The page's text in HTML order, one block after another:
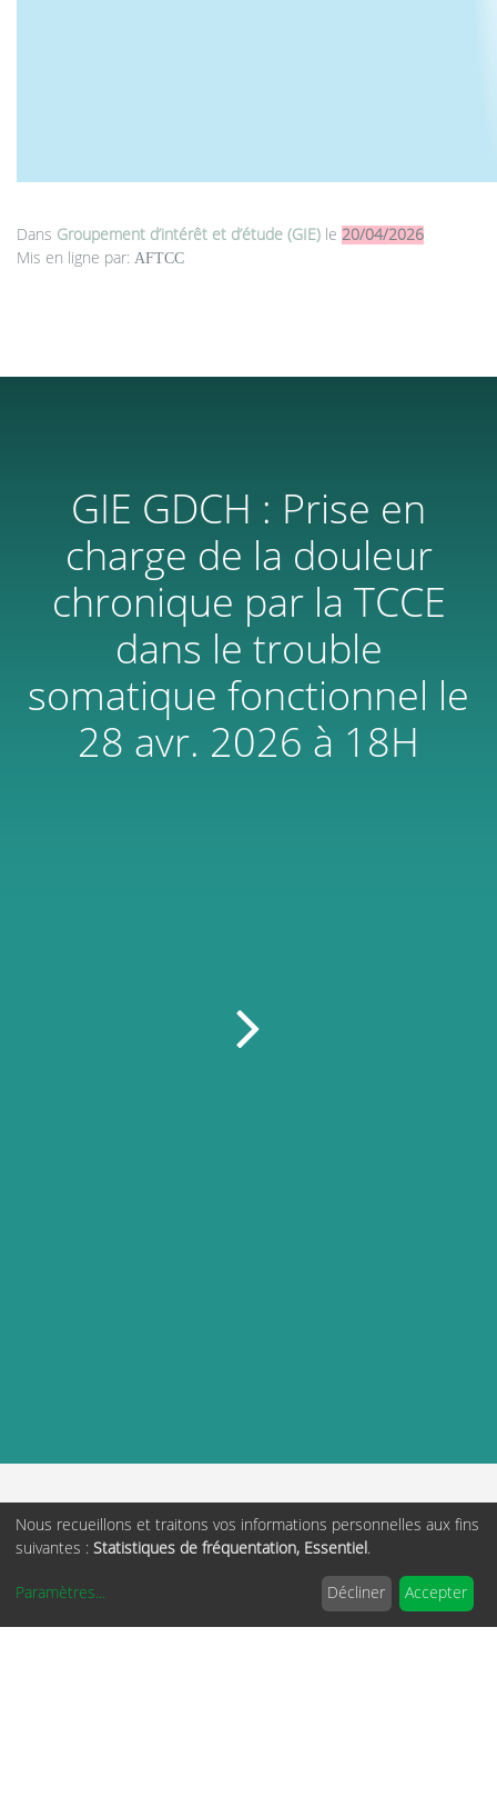
Dans Groupement d’intérêt et d’étude (GIE) le 20/04/2026
Mis en ligne par: AFTCC
GIE GDCH : Prise en
charge de la douleur
chronique par la TCCE
dans le trouble
somatique fonctionnel le
28 avr. 2026 à 18H
Contact
Conditions générales d'utilisation
Politique de confidentialité
Nous recueillons et traitons vos informations personnelles aux fins
suivantes : Statistiques de fréquentation, Essentiel .
Paramètres... Décliner Accepter